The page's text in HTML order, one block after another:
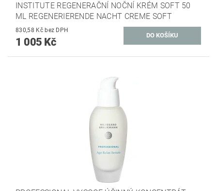
INSTITUTE REGENERAČNÍ NOČNÍ KRÉM SOFT 50
ML REGENERIERENDE NACHT CREME SOFT
830,58 Kč bez DPH
1 005 Kč